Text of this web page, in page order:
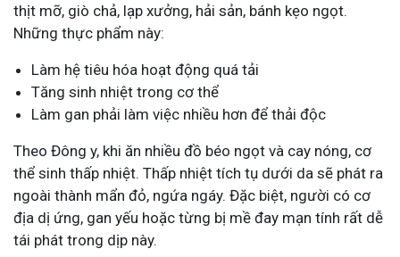
thịt mỡ, giò chả, lạp xưởng, hải sản, bánh kẹo ngọt.
Những thực phẩm này:
Làm hệ tiêu hóa hoạt động quá tải
Tăng sinh nhiệt trong cơ thể
Làm gan phải làm việc nhiều hơn để thải độc
Theo Đông y, khi ăn nhiều đồ béo ngọt và cay nóng, cơ
thể sinh thấp nhiệt. Thấp nhiệt tích tụ dưới da sẽ phát ra
ngoài thành mẩn đỏ, ngứa ngáy. Đặc biệt, người có cơ
địa dị ứng, gan yếu hoặc từng bị mề đay mạn tính rất dễ
tái phát trong dịp này.